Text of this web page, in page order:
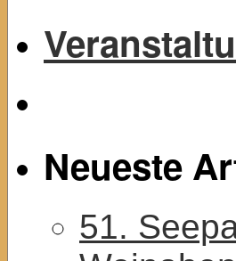
Neueste
51.